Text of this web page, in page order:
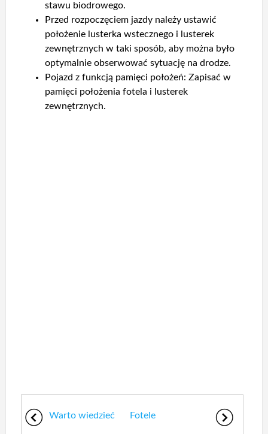
stawu biodrowego.
Przed rozpoczęciem jazdy należy ustawić
położenie lusterka wstecznego i lusterek
zewnętrznych w taki sposób, aby można było
optymalnie obserwować sytuację na drodze.
Pojazd z funkcją pamięci położeń: Zapisać w
pamięci położenia fotela i lusterek
zewnętrznych.
Warto wiedzieć Fotele